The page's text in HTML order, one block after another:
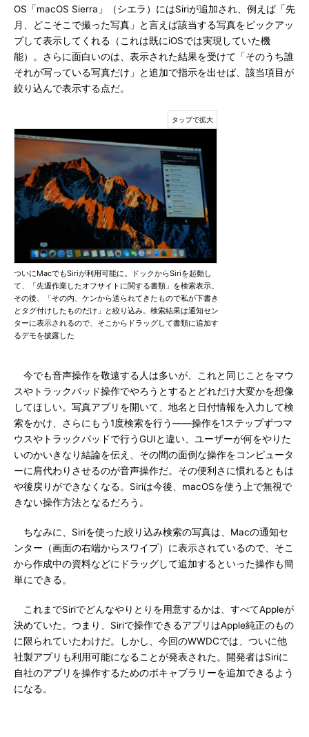
OS「macOS Sierra」（シエラ）にはSiriが追加され、例えば「先
月、どこそこで撮った写真」と言えば該当する写真をピックアッ
プして表示してくれる（これは既にiOSでは実現していた機
能）。さらに面白いのは、表示された結果を受けて「そのうち誰
それが写っている写真だけ」と追加で指示を出せば、該当項目が
絞り込んで表示する点だ。
ついにMacでもSiriが利用可能に。ドックからSiriを起動し
て、「先週作業したオフサイトに関する書類」を検索表示。
その後、「その内、ケンから送られてきたもので私が下書き
とタグ付けしたものだけ」と絞り込み。検索結果は通知セン
ターに表示されるので、そこからドラッグして書類に追加す
るデモを披露した
今でも音声操作を敬遠する人は多いが、これと同じことをマウ
スやトラックパッド操作でやろうとするとどれだけ大変かを想像
してほしい。写真アプリを開いて、地名と日付情報を入力して検
索をかけ、さらにもう1度検索を行う――操作を1ステップずつマ
ウスやトラックパッドで行うGUIと違い、ユーザーが何をやりた
いのかいきなり結論を伝え、その間の面倒な操作をコンピュータ
ーに肩代わりさせるのが音声操作だ。その便利さに慣れるともは
や後戻りができなくなる。Siriは今後、macOSを使う上で無視で
きない操作方法となるだろう。
ちなみに、Siriを使った絞り込み検索の写真は、Macの通知セ
ンター（画面の右端からスワイプ）に表示されているので、そこ
から作成中の資料などにドラッグして追加するといった操作も簡
単にできる。
これまでSiriでどんなやりとりを用意するかは、すべてAppleが
決めていた。つまり、Siriで操作できるアプリはApple純正のもの
に限られていたわけだ。しかし、今回のWWDCでは、ついに他
社製アプリも利用可能になることが発表された。開発者はSiriに
自社のアプリを操作するためのボキャブラリーを追加できるよう
になる。